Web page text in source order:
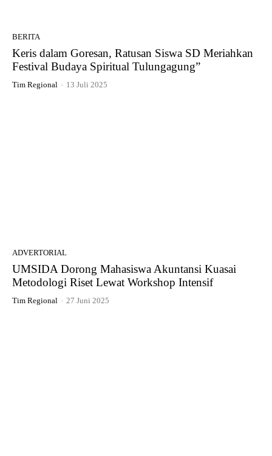
BERITA
Keris dalam Goresan, Ratusan Siswa SD Meriahkan
Festival Budaya Spiritual Tulungagung”
Tim Regional - 13 Juli 2025
ADVERTORIAL
UMSIDA Dorong Mahasiswa Akuntansi Kuasai
Metodologi Riset Lewat Workshop Intensif
Tim Regional - 27 Juni 2025